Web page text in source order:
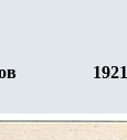
1921